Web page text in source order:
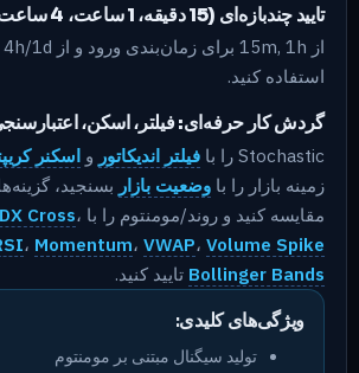
تایید چندبازه‌ای (15 دقیقه، 1 ساعت، 4 ساعت، 1 روز)
استفاده کنید.
گردش کار حرفه‌ای: فیلتر، اسکن،
Stochastic را با فیلتر اندیکاتور و اسکنر
زمینه بازار را با وضعیت بازار بسنجید،
مقایسه کنید و روند/مومنتوم را با Cross،
، Momentum، VWAP، Volume Spike
Bollinger Bands تایید کنید.
ویژگی‌های کلیدی:
تولید سیگنال مبتنی بر مومنتوم